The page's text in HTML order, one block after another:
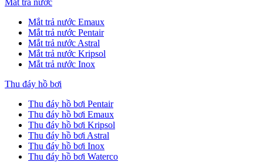
Mắt trả nước
Mắt trả nước Emaux
Mắt trả nước Pentair
Mắt trả nước Astral
Mắt trả nước Kripsol
Mắt trả nước Inox
Thu đáy hồ bơi
Thu đáy hồ bơi Pentair
Thu đáy hồ bơi Emaux
Thu đáy hồ bơi Kripsol
Thu đáy hồ bơi Astral
Thu đáy hồ bơi Inox
Thu đáy hồ bơi Waterco